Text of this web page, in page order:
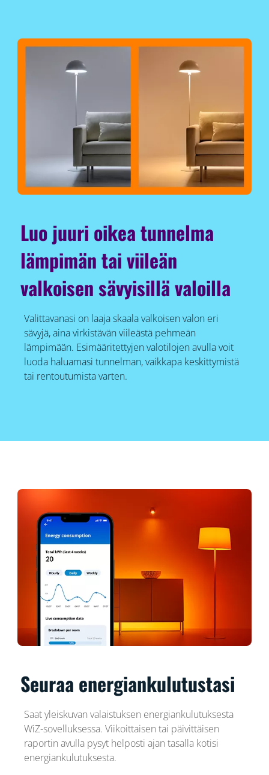
Luo juuri oikea tunnelma
lämpimän tai viileän
valkoisen sävyisillä valoilla
Valittavanasi on laaja skaala valkoisen valon eri
sävyjä, aina virkistävän viileästä pehmeän
lämpimään. Esimääritettyjen valotilojen avulla voit
luoda haluamasi tunnelman, vaikkapa keskittymistä
tai rentoutumista varten.
Seuraa energiankulutustasi
Saat yleiskuvan valaistuksen energiankulutuksesta
WiZ-sovelluksessa. Viikoittaisen tai päivittäisen
raportin avulla pysyt helposti ajan tasalla kotisi
energiankulutuksesta.